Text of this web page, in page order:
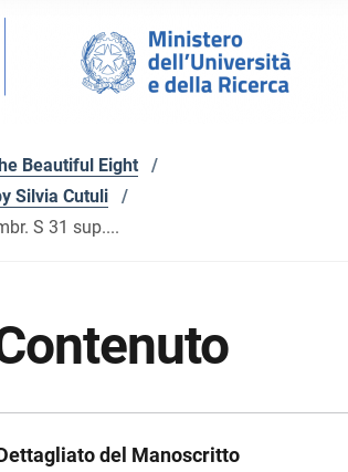
Beautiful Eight
/
Silvia Cutuli
/
S 31 sup....
del Manoscritto